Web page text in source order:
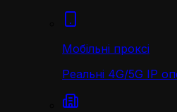
Мобільні проксі
Реальні 4G/5G IP